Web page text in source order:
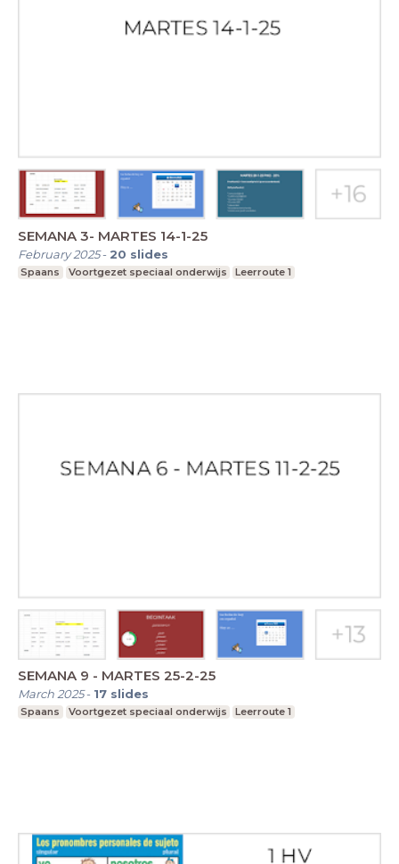
SEMANA 3- MARTES 14-1-25
February 2025- 20 slides
Spaans Voortgezet speciaal onderwijs Leerroute 1
SEMANA 9 - MARTES 25-2-25
March 2025- 17 slides
Spaans Voortgezet speciaal onderwijs Leerroute 1